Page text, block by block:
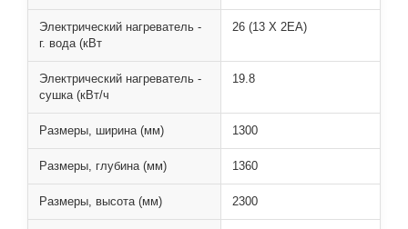
Электрический нагреватель -
г. вода (кВт
26 (13 X 2EA)
Электрический нагреватель -
сушка (кВт/ч
19.8
Размеры, ширина (мм) 1300
Размеры, глубина (мм) 1360
Размеры, высота (мм) 2300